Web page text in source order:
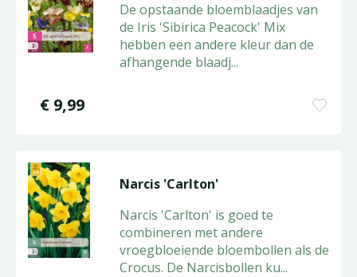
De opstaande bloemblaadjes van
de Iris 'Sibirica Peacock' Mix
hebben een andere kleur dan de
afhangende blaadj...
€ 9,99
Narcis 'Carlton'
Narcis 'Carlton' is goed te
combineren met andere
vroegbloeiende bloembollen als de
Crocus. De Narcisbollen ku...